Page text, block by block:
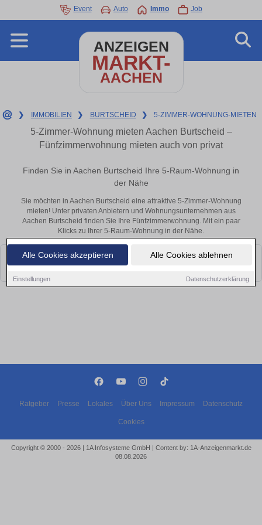
Alle Cookies akzeptieren Alle Cookies ablehnen
Einstellungen Datenschutzerklärung
Event Auto Immo Job
ANZEIGEN
MARKT-
AACHEN
❯ IMMOBILIEN ❯ BURTSCHEID ❯ 5-ZIMMER-WOHNUNG-MIETEN
5-Zimmer-Wohnung mieten Aachen Burtscheid –
Fünfzimmerwohnung mieten auch von privat
Finden Sie in Aachen Burtscheid Ihre 5-Raum-Wohnung in
der Nähe
Sie möchten in Aachen Burtscheid eine attraktive 5-Zimmer-Wohnung
mieten! Unter privaten Anbietern und Wohnungsunternehmen aus
Aachen Burtscheid finden Sie Ihre Fünfzimmerwohnung. Mit ein paar
Klicks zu Ihrer 5-Raum-Wohnung in der Nähe.
Leider konnten wir derzeit keine passenden Objekte finden. Schauen Sie
bald wieder vorbei!
Ratgeber Presse Lokales Über Uns Impressum Datenschutz
Cookies
Copyright © 2000 - 2026 | 1A Infosysteme GmbH | Content by: 1A-Anzeigenmarkt.de
08.08.2026